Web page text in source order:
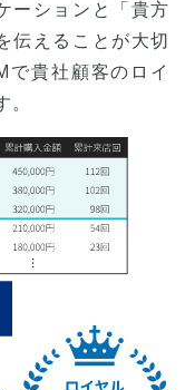
ーションと「貴方
伝えることが大切
で貴社顧客のロイ
。